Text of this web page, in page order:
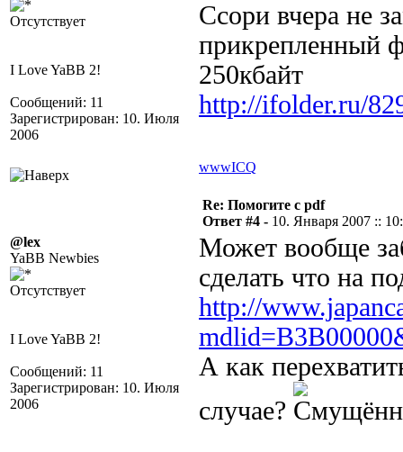
Отсутствует
I Love YaBB 2!
Сообщений: 11
Зарегистрирован: 10. Июля
2006
Ссори вчера не
прикрепленный
250кбайт
http://ifolder.ru/
wwwICQ
@lex
YaBB Newbies
Отсутствует
I Love YaBB 2!
Сообщений: 11
Зарегистрирован: 10. Июля
2006
Re: Помогите с pdf
Ответ #4 - 10. Января 2007 ::
Может вообще
сделать что на
http://
А как
случае?